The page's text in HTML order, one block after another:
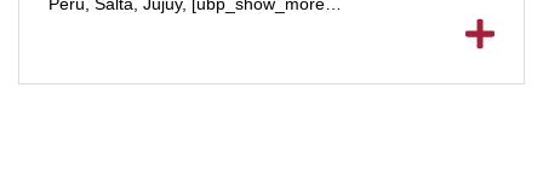
Perú, Salta, Jujuy, [ubp_show_more
Tiene una distribuidora de productos para el rubro con 8
años de antigüedad, donde se asesora en forma continua